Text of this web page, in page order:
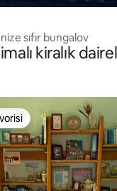
sıfır bungalov
kiralık
en beğenilenler